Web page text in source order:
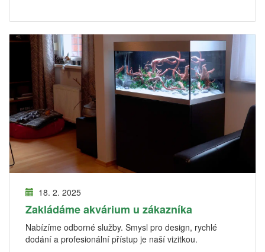
18. 2. 2025
Zakládáme akvárium u zákazníka
Nabízíme odborné služby. Smysl pro design, rychlé
dodání a profesionální přístup je naší vizitkou.